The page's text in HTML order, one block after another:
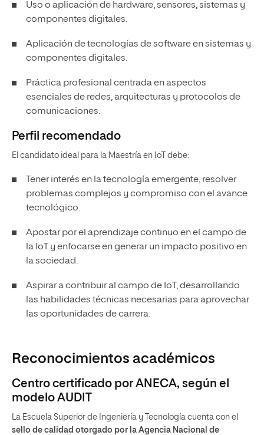
Uso o aplicación de hardware, sensores, sistemas y
componentes digitales.
Aplicación de tecnologías de software en sistemas y
componentes digitales.
Práctica profesional centrada en aspectos
esenciales de redes, arquitecturas y protocolos de
comunicaciones.
Perfil recomendado
El candidato ideal para la Maestría en IoT debe:
Tener interés en la tecnología emergente, resolver
problemas complejos y compromiso con el avance
tecnológico.
Apostar por el aprendizaje continuo en el campo de
la IoT y enfocarse en generar un impacto positivo en
la sociedad.
Aspirar a contribuir al campo de IoT, desarrollando
las habilidades técnicas necesarias para aprovechar
las oportunidades de carrera.
Reconocimientos académicos
Centro certificado por ANECA, según el
modelo AUDIT
La Escuela Superior de Ingeniería y Tecnología cuenta con el
sello de calidad otorgado por la Agencia Nacional de